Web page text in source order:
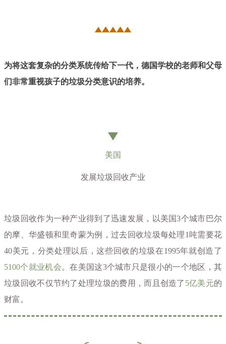
为将这套复杂的分类系统传给下一代，德国学校的老师和父母
们非常重视孩子的垃圾分类意识的培养。
美国
发展垃圾回收产业
垃圾回收作为一种产业得到了迅速发展，以美国3个城市巴尔
的摩、华盛顿和里奇蒙为例，过去回收垃圾每处理1吨需要花
40美元，分类处理以后，这些回收的垃圾在1995年就创造了
5100个就业机会。在美国这3个城市只是很小的一个地区，其
垃圾回收不仅节约了处理垃圾的费用，而且创造了 5亿美元的
财富。